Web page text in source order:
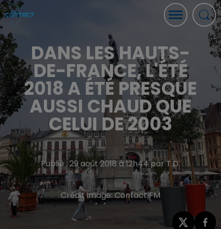
DANS LES HAUTS-
DE-FRANCE, L'ÉTÉ
2018 A ÉTÉ PRESQUE
AUSSI CHAUD QUE
CELUI DE 2003
Publié : 29 août 2018 à 12h44 par T.D.
Crédit image:Contact FM